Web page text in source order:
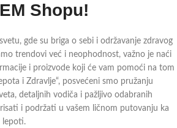
Shopu!
gde su briga o sebi i održavanje zdravog
trendovi već i neophodnost, važno je naći
i proizvode koji će vam pomoći na tom
i Zdravlje“, posvećeni smo pružanju
detaljnih vodiča i pažljivo odabranih
i podržati u vašem ličnom putovanju ka
lepoti.